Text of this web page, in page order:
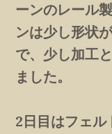
ーンのレール
ンは少し形状
で、少し加工
ました。
2日目はフェル